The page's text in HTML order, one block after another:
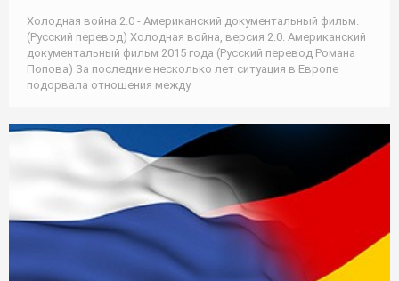
Холодная война 2.0 - Американский документальный фильм.
(Русский перевод) Холодная война, версия 2.0. Американский
документальный фильм 2015 года (Русский перевод Романа
Попова) За последние несколько лет ситуация в Европе
подорвала отношения между